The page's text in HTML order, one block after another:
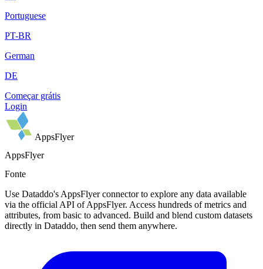
Portuguese
PT-BR
German
DE
Começar grátis
Login
AppsFlyer
AppsFlyer
Fonte
Use Dataddo's AppsFlyer connector to explore any data available
via the official API of AppsFlyer. Access hundreds of metrics and
attributes, from basic to advanced. Build and blend custom datasets
directly in Dataddo, then send them anywhere.